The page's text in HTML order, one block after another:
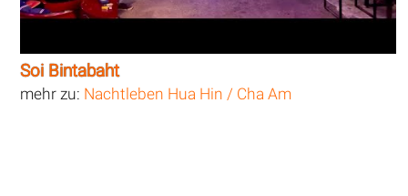
Soi Bintabaht
mehr zu: Nachtleben Hua Hin / Cha Am